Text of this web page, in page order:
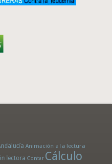
Animación a la lectura
lectora Contar Cálculo